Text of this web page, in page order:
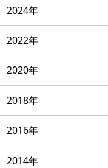
2024年
2022年
2020年
2018年
2016年
2014年